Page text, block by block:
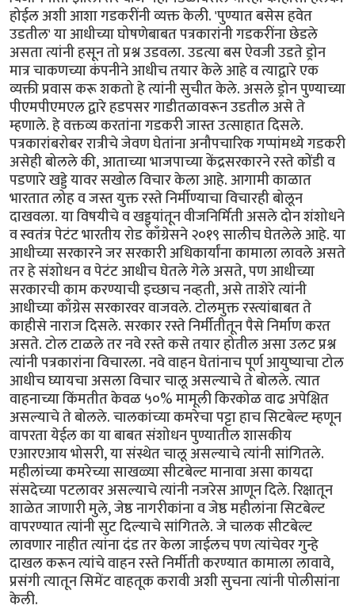
होईल अशी आशा गडकरींनी व्यक्त केली. 'पुण्यात बसेस हवेत
उडतील' या आधीच्या घोषणेबाबत पत्रकारांनी गडकरींना छेडले
असता त्यांनी हसून तो प्रश्न उडवला. उडत्या बस ऐवजी उडते ड्रोन
मात्र चाकणच्या कंपनीने आधीच तयार केले आहे व त्याद्वारे एक
व्यक्ती प्रवास करू शकतो हे त्यांनी सुचीत केले. असले ड्रोन पुण्याच्या
पीएमपीएमएल द्वारे हडपसर गाडीतळावरून उडतील असे ते
म्हणाले. हे वक्तव्य करतांना गडकरी जास्त उत्साहात दिसले.
पत्रकारांबरोबर रात्रीचे जेवण घेतांना अनौपचारिक गप्पांमध्ये गडकरी
असेही बोलले की, आताच्या भाजपाच्या केंद्रसरकारने रस्ते कोंडी व
पडणारे खड्डे यावर सखोल विचार केला आहे. आगामी काळात
भारतात लोह व जस्त युक्त रस्ते निर्मीण्याचा विचारही बोलून
दाखवला. या विषयीचे व खड्ड्यांतून वीजनिर्मिती असले दोन शंशोधने
व स्वतंत्र पेटंट भारतीय रोड काँग्रेसने २०१९ सालीच घेतलेले आहे. या
आधीच्या सरकारने जर सरकारी अधिकार्यांना कामाला लावले असते
तर हे संशोधन व पेटंट आधीच घेतले गेले असते, पण आधीच्या
सरकारची काम करण्याची इच्छाच नव्हती, असे ताशेरे त्यांनी
आधीच्या काँग्रेस सरकारवर वाजवले. टोलमुक्त रस्त्यांबाबत ते
काहीसे नाराज दिसले. सरकार रस्ते निर्मीतीतून पैसे निर्माण करत
असते. टोल टाळले तर नवे रस्ते कसे तयार होतील असा उलट प्रश्न
त्यांनी पत्रकारांना विचारला. नवे वाहन घेतांनाच पूर्ण आयुष्याचा टोल
आधीच घ्यायचा असला विचार चालू असल्याचे ते बोलले. त्यात
वाहनाच्या किंमतीत केवळ ५०% मामूली किरकोळ वाढ अपेक्षित
असल्याचे ते बोलले. चालकांच्या कमरेचा पट्टा हाच सिटबेल्ट म्हणून
वापरता येईल का या बाबत संशोधन पुण्यातील शासकीय
एआरएआय भोसरी, या संस्थेत चालू असल्याचे त्यांनी सांगितले.
महीलांच्या कमरेच्या साखळ्या सीटबेल्ट मानावा असा कायदा
संसदेच्या पटलावर असल्याचे त्यांनी नजरेस आणून दिले. रिक्षातून
शाळेत जाणारी मुले, जेष्ठ नागरीकांना व जेष्ठ महीलांना सिटबेल्ट
वापरण्यात त्यांनी सुट दिल्याचे सांगितले. जे चालक सीटबेल्ट
लावणार नाहीत त्यांना दंड तर केला जाईलच पण त्यांचेवर गुन्हे
दाखल करून त्यांचे वाहन रस्ते निर्मीती करण्यात कामाला लावावे,
प्रसंगी त्यातून सिमेंट वाहतूक करावी अशी सुचना त्यांनी पोलीसांना
केली.